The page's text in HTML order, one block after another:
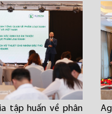
tập huấn về phân